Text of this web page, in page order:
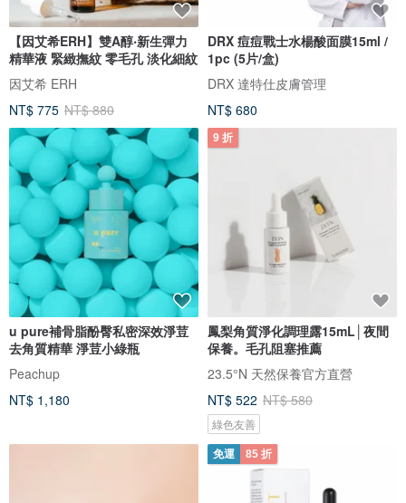
【因艾希ERH】雙A醇‧新生彈力
精華液 緊緻撫紋 零毛孔 淡化細紋
因艾希 ERH
NT$ 775 NT$ 880
DRX 痘痘戰士水楊酸面膜15ml /
1pc (5片/盒)
DRX 達特仕皮膚管理
NT$ 680
u pure補骨脂酚臀私密深效淨荳
去角質精華 淨荳小綠瓶
Peachup
NT$ 1,180
9 折
鳳梨角質淨化調理露15mL│夜間
保養。毛孔阻塞推薦
23.5°N 天然保養官方直營
NT$ 522 NT$ 580
綠色友善
免運 85 折